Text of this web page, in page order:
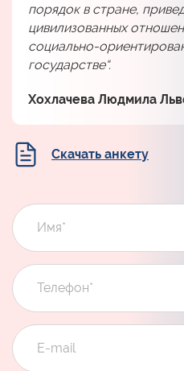
порядок в стране,
цивилизованных
социально-
государстве“.
Хохлачева Людмила
Скачать анкету